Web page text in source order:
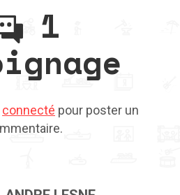
1
connecté pour poster un